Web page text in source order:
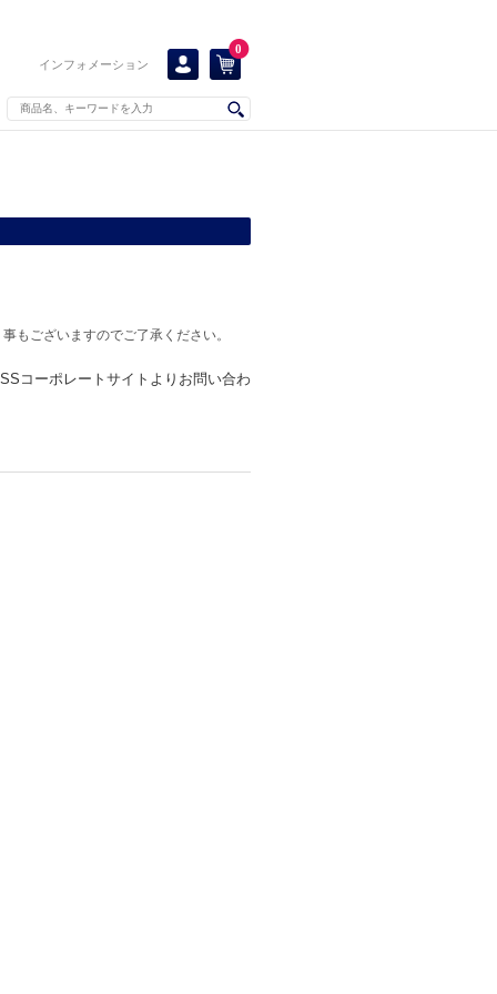
インフォメーション
0
もございますのでご了承ください。
コーポレートサイトよりお問い合わ